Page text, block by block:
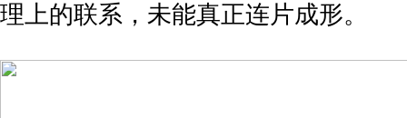
理上的联系，未能真正连片成形。